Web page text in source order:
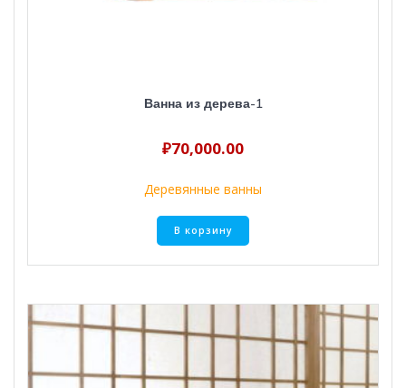
Ванна из дерева-1
₽70,000.00
Деревянные ванны
В корзину